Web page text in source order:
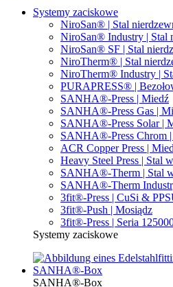
Systemy zaciskowe
NiroSan® | Stal
NiroSan® Industry | Stal
NiroSan® SF | Stal
NiroTherm® | Stal
NiroTherm® Industry |
PURAPRESS® |
SANHA®-Press | Miedź
SANHA®-Press Gas |
SANHA®-Press Solar |
SANHA®-Press Chrom
ACR Copper Press |
Heavy Steel Press | Stal
SANHA®-Therm | Stal
SANHA®-Therm
3fit®-Press | CuSi &
3fit®-Push | Mosiądz
3fit®-Press | Seria
Systemy zaciskowe
SANHA®-Box
SANHA®-Box